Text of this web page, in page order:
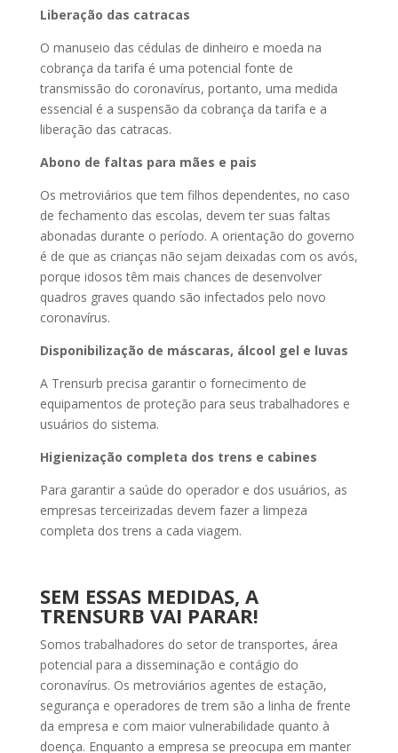
Liberação das catracas
O manuseio das cédulas de dinheiro e moeda na
cobrança da tarifa é uma potencial fonte de
transmissão do coronavírus, portanto, uma medida
essencial é a suspensão da cobrança da tarifa e a
liberação das catracas.
Abono de faltas para mães e pais
Os metroviários que tem filhos dependentes, no caso
de fechamento das escolas, devem ter suas faltas
abonadas durante o período. A orientação do governo
é de que as crianças não sejam deixadas com os avós,
porque idosos têm mais chances de desenvolver
quadros graves quando são infectados pelo novo
coronavírus.
Disponibilização de máscaras, álcool gel e luvas
A Trensurb precisa garantir o fornecimento de
equipamentos de proteção para seus trabalhadores e
usuários do sistema.
Higienização completa dos trens e cabines
Para garantir a saúde do operador e dos usuários, as
empresas terceirizadas devem fazer a limpeza
completa dos trens a cada viagem.
SEM ESSAS MEDIDAS, A
TRENSURB VAI PARAR!
Somos trabalhadores do setor de transportes, área
potencial para a disseminação e contágio do
coronavírus. Os metroviários agentes de estação,
segurança e operadores de trem são a linha de frente
da empresa e com maior vulnerabilidade quanto à
doença. Enquanto a empresa se preocupa em manter